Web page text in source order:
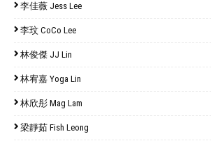
李佳薇 Jess Lee
李玟 CoCo Lee
林俊傑 JJ Lin
林宥嘉 Yoga Lin
林欣彤 Mag Lam
梁靜茹 Fish Leong